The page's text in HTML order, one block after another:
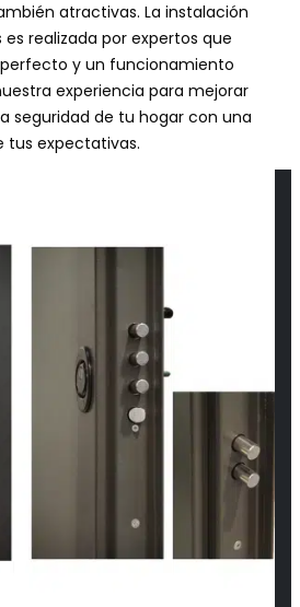
atractivas. La instalación
realizada por expertos que
y un funcionamiento
experiencia para mejorar
seguridad de tu hogar con una
tus expectativas.